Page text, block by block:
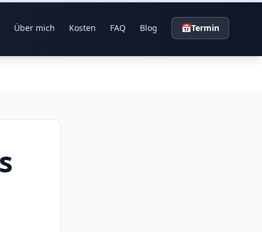
Über mich Kosten FAQ Blog 📅Termin